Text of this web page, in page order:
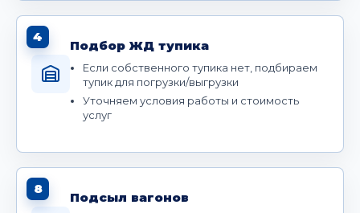
4
Подбор ЖД тупика
Если собственного тупика нет, подбираем
тупик для погрузки/выгрузки
Уточняем условия работы и стоимость
услуг
8
Подсыл вагонов